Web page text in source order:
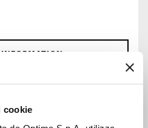
cookie